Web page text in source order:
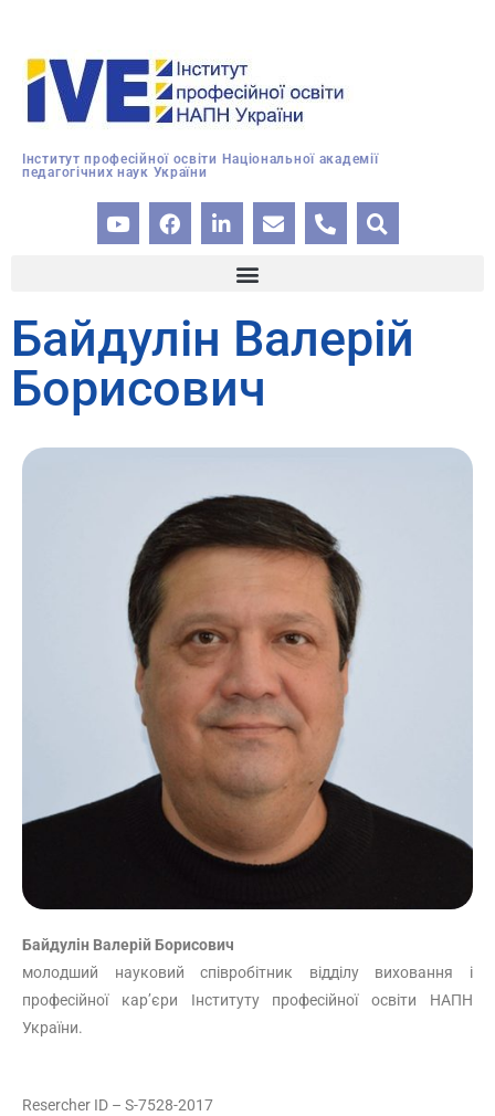
Інститут професійної освіти Національної академії
педагогічних наук України
Байдулін Валерій
Борисович
Байдулін Валерій Борисович
молодший науковий співробітник відділу виховання і
професійної кар’єри Інституту професійної освіти НАПН
України.
Resercher ID – S-7528-2017